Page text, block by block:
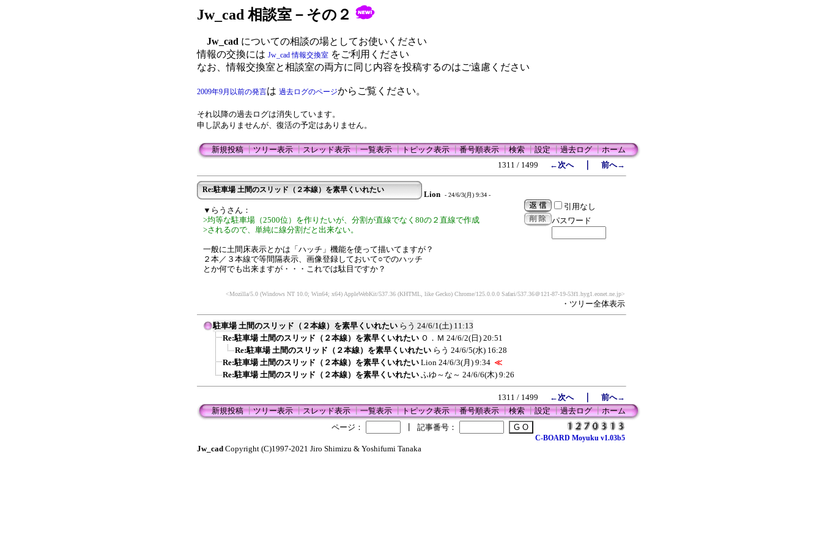
Jw_cad 相談室－その２
Jw_cad についての相談の場としてお使いください
情報の交換には Jw_cad 情報交換室 をご利用ください
なお、情報交換室と相談室の両方に同じ内容を投稿するのはご遠慮ください
2009年9月以前の発言は 過去ログのページからご覧ください。
それ以降の過去ログは消失しています。
申し訳ありませんが、復活の予定はありません。
新規投稿┃ツリー表示┃スレッド表示┃一覧表示┃トピック表示┃番号順表示┃検索┃設定┃過去ログ┃ホーム
1311 / 1499
←次へ｜ 前へ→
Re:駐車場 土間のスリッド（２本線）を素早くいれたい Lion - 24/6/3(月) 9:34 -
▼らうさん：
>均等な駐車場（2500位）を作りたいが、分割が直線でなく80の２直線で作成
>されるので、単純に線分割だと出来ない。
一般に土間床表示とかは「ハッチ」機能を使って描いてますが？
２本／３本線で等間隔表示、画像登録しておいて○でのハッチ
とか何でも出来ますが・・・これでは駄目ですか？
引用なし
パスワード
<Mozilla/5.0 (Windows NT 10.0; Win64; x64) AppleWebKit/537.36 (KHTML, like Gecko) Chrome/125.0.0.0 Safari/537.36＠121-87-19-53f1.hyg1.eonet.ne.jp>
・ツリー全体表示
駐車場 土間のスリッド（２本線）を素早くいれたい らう 24/6/1(土) 11:13
Re:駐車場 土間のスリッド（２本線）を素早くいれたい Ｏ．Ｍ 24/6/2(日) 20:51
Re:駐車場 土間のスリッド（２本線）を素早くいれたい らう 24/6/5(水) 16:28
Re:駐車場 土間のスリッド（２本線）を素早くいれたい Lion 24/6/3(月) 9:34 ≪
Re:駐車場 土間のスリッド（２本線）を素早くいれたい ふゆ～な～ 24/6/6(木) 9:26
1311 / 1499 ←次へ｜ 前へ→
新規投稿┃ツリー表示┃スレッド表示┃一覧表示┃トピック表示┃番号順表示┃検索┃設定┃過去ログ┃ホーム
ページ：
記事番号：
C-BOARD Moyuku v1.03b5
Jw_cad Copyright (C)1997-2021 Jiro Shimizu & Yoshifumi Tanaka